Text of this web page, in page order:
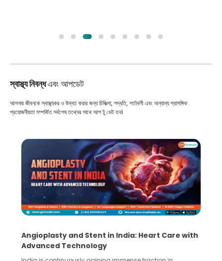
স্বাস্থ্য নিবন্ধএবং আপডেট
আপনার জীবনকে স্বাস্থ্যকর ও উন্নত করার জন্য চিকিত্সা, পদ্ধতি, শর্তাবলী এবং অন্যান্য প্রাসঙ্গিক
প্রয়োজনীয়তা সম্পর্কিত সর্বশেষ তথ্যের সাথে আপ টু ডেট হন।
and Stent in India: Heart Care with
Technology
5